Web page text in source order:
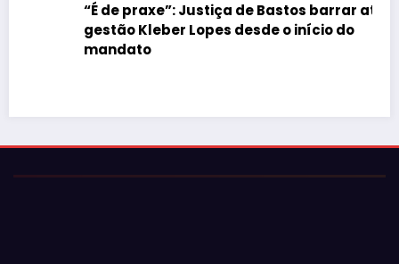
“É de praxe”: Justiça de Bastos barrar atos da
gestão Kleber Lopes desde o início do
mandato